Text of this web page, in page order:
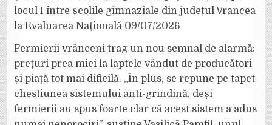
locul I între școlile gimnaziale din județul Vrancea
la Evaluarea Națională 09/07/2026
Fermierii vrânceni trag un nou semnal de alarmă:
prețuri prea mici la laptele vândut de producători
și piață tot mai dificilă. „În plus, se repune pe tapet
chestiunea sistemului anti-grindină, deși
fermierii au spus foarte clar că acest sistem a adus